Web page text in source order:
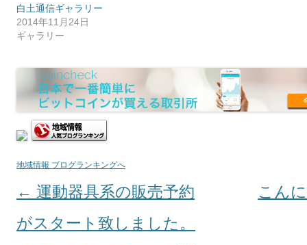
白土通信ギャラリー
2014年11月24日
ギャラリー
地域情報 ブログランキングへ
Post navigation
← 運動器具系の販売予約
がスタート致しました。
こん